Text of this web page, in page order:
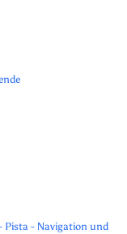
Pista - Navigation und